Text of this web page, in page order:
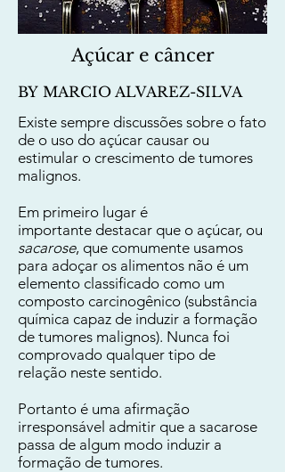
Açúcar e câncer
BY MARCIO ALVAREZ-SILVA
Existe sempre discussões sobre o fato
de o uso do açúcar causar ou
estimular o crescimento de tumores
malignos.
Em primeiro lugar é
importante destacar que o açúcar, ou
sacarose, que comumente usamos
para adoçar os alimentos não é um
elemento classificado como um
composto carcinogênico (substância
química capaz de induzir a formação
de tumores malignos). Nunca foi
comprovado qualquer tipo de
relação neste sentido.
Portanto é uma afirmação
irresponsável admitir que a sacarose
passa de algum modo induzir a
formação de tumores.